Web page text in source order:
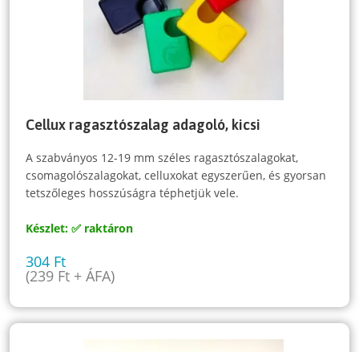
Cellux ragasztószalag adagoló, kicsi
A szabványos 12-19 mm széles ragasztószalagokat,
csomagolószalagokat, celluxokat egyszerűen, és gyorsan
tetszőleges hosszúságra téphetjük vele.
Készlet: ✅ raktáron
304 Ft
(239 Ft + ÁFA)